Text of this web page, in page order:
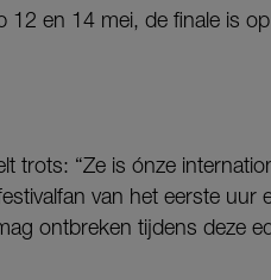
12 en 14 mei, de finale is
trots: “Ze is ónze
van het eerste uur
ontbreken tijdens deze